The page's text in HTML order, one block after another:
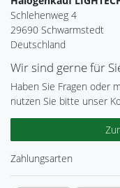
Schlehenweg 4
29690 Schwarmstedt
Deutschland
Wir sind gerne für
Haben Sie Fragen oder
nutzen Sie bitte unser
Zahlungsarten